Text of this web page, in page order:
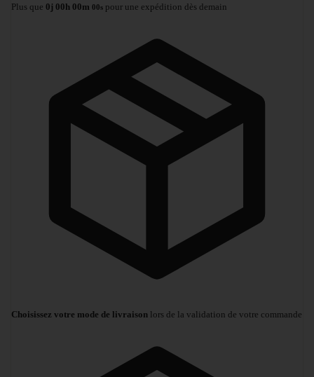
Plus que 0j 00h 00m 00s pour une expédition dès demain
Choisissez votre mode de livraison lors de la validation de votre commande